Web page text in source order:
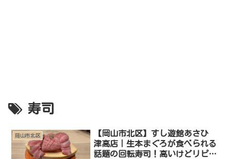
寿司
岡山市北区
【岡山市北区】すし遊館あさひ
津高店｜生本まぐろが食べられる
話題の回転寿司！高いけどリピし